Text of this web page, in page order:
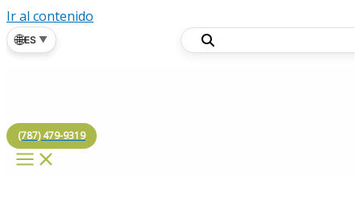
Ir al contenido
🌐ES ▼
(787) 479-9319